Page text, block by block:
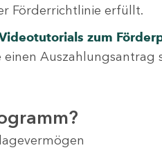
Förderrichtlinie erfüllt.
zum